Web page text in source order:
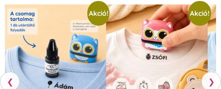
❮
Akció! Akció!
❯